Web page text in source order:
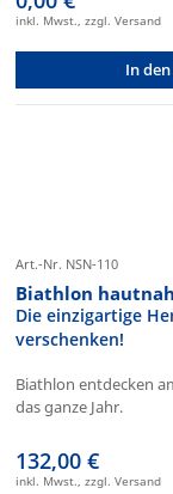
inkl. Mwst., zzgl. Versand
In
Art.-Nr. NSN-110
Biathlon
Die einzigartige
verschenken!
Biathlon entdecken
das ganze Jahr.
132,00 €
inkl. Mwst., zzgl. Versand